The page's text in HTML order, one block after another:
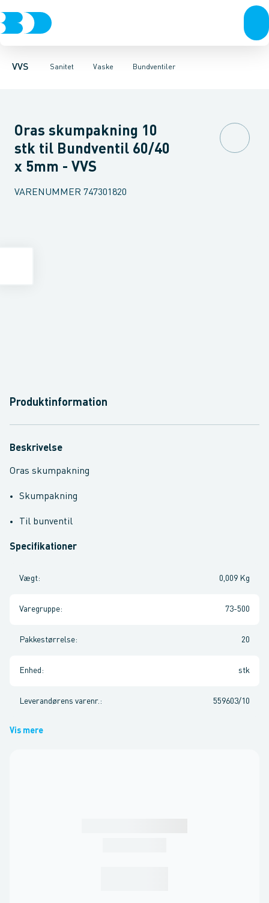
VVS Sanitet
Rør & fittingsPressfittings & rørKuglehaner & ventiler
Vaske
Toiletter, sæder og cisterner VaskeArmaturer
Bundventiler
KøkkenvaskeHåndvaskeStålhåndvaskeVaskerender
Oras skumpakning 10
stk til Bundventil 60/40
x 5mm - VVS
VARENUMMER 747301820
Produktinformation
Beskrivelse
Oras skumpakning
Skumpakning
Til bunventil
Specifikationer
Vægt: 0,009 Kg
Varegruppe: 73-500
Pakkestørrelse: 20
Enhed : stk
Leverandørens varenr. : 559603/10
Vis mere